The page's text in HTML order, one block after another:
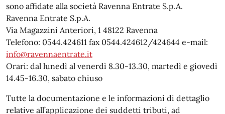
sono affidate alla società Ravenna Entrate S.p.A.
Ravenna Entrate S.p.A.
Via Magazzini Anteriori, 1 48122 Ravenna
Telefono: 0544.424611 fax 0544.424612/424644 e-mail:
info@ravennaentrate.it
Orari: dal lunedì al venerdì 8.30-13.30, martedì e giovedì
14.45-16.30, sabato chiuso
Tutte la documentazione e le informazioni di dettaglio
relative all’applicazione dei suddetti tributi, ad